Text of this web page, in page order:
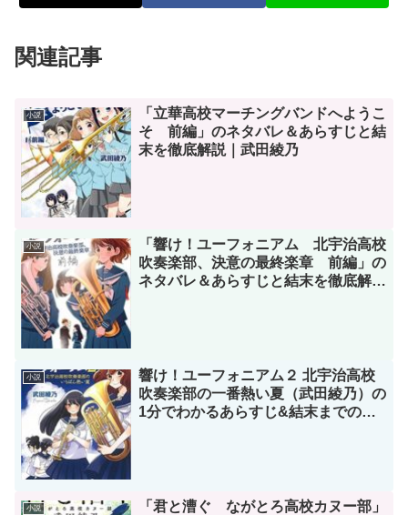
関連記事
小説
「立華高校マーチングバンドへようこ
そ 前編」のネタバレ＆あらすじと結
末を徹底解説｜武田綾乃
小説
「響け！ユーフォニアム 北宇治高校
吹奏楽部、決意の最終楽章 前編」の
ネタバレ＆あらすじと結末を徹底解説
小説
響け！ユーフォニアム２ 北宇治高校
吹奏楽部の一番熱い夏（武田綾乃）の
1分でわかるあらすじ&結末までのネ
小説
「君と漕ぐ ながとろ高校カヌー部」